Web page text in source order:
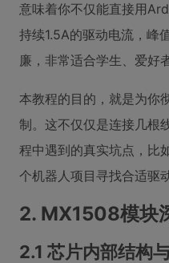
意味着你不仅能直接用
持续1.5A的驱动电流，峰
廉，非常适合学生、爱好
本教程的目的，就是为你
制。这不仅仅是连接几根
程中遇到的真实坑点，比
个机器人项目寻找合适驱
2. MX1508模块
2.1 芯片内部结构